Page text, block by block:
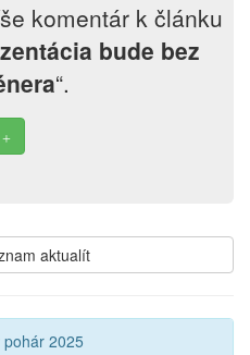
komentár k článku
bude bez
“.
aktualít
2025